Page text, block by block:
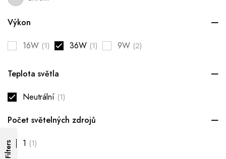
Výkon
16W (1) 36W (1) 9W (2)
Teplota světla
Neutrální (1)
Počet světelných zdrojů
1 (1)
Filters